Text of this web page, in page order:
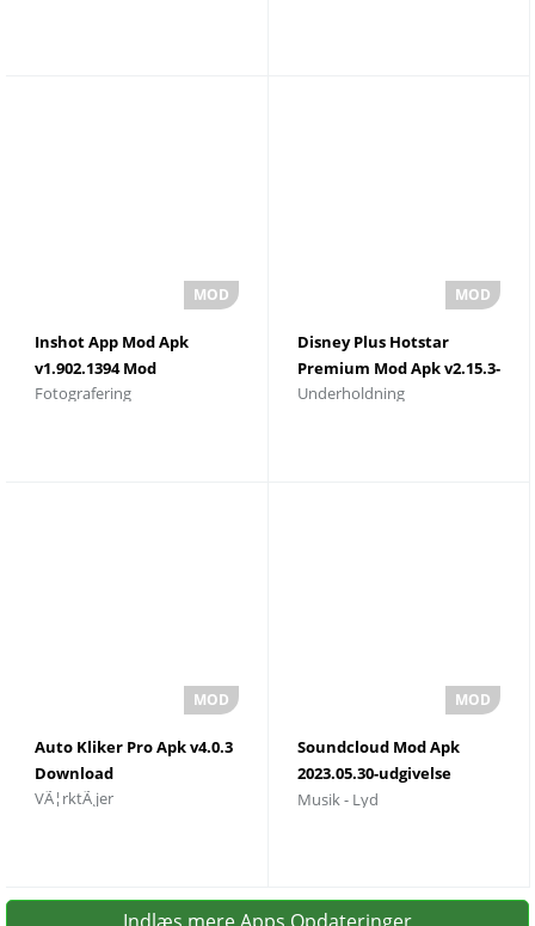
Inshot App Mod Apk
v1.902.1394 Mod
Download til Android
Fotografering
Disney Plus Hotstar
Premium Mod Apk v2.15.3-
rc5 Download
Underholdning
Auto Kliker Pro Apk v4.0.3
Download
VÃ¦rktÃ¸jer
Soundcloud Mod Apk
2023.05.30-udgivelse
Download seneste
Musik - Lyd